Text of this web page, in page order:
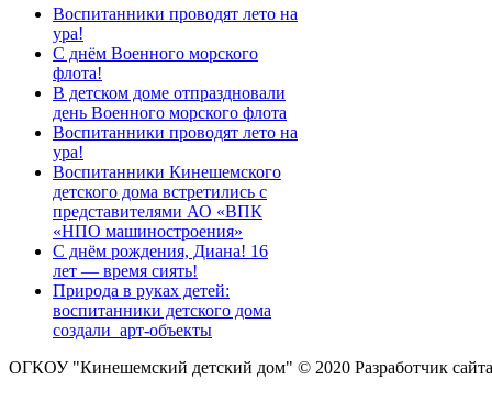
Воспитанники проводят лето на
ура!
С днём Военного морского
флота!
В детском доме отпраздновали
день Военного морского флота
Воспитанники проводят лето на
ура!
Воспитанники Кинешемского
детского дома встретились с
представителями АО «ВПК
«НПО машиностроения»
С днём рождения, Диана! 16
лет — время сиять!
Природа в руках детей:
воспитанники детского дома
создали арт-объекты
ОГКОУ "Кинешемский детский дом" © 2020 Разработчик